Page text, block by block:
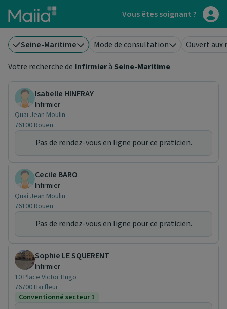
Aller au contenu principal Vous êtes soignant ?
Seine-Maritime Mode de consultation
Ouvert aux
Votre recherche de Infirmierà Seine-Maritime
Isabelle HINFRAY
Infirmier
Quai Jean Moulin
76100 Rouen
Pas de rendez-vous en ligne pour ce praticien.
Cecile BARO
Infirmier
Quai Jean Moulin
76100 Rouen
Pas de rendez-vous en ligne pour ce praticien.
Sophie LE SQUERENT
Infirmier
10 Place Victor Hugo
76700 Harfleur
Conventionné secteur 1